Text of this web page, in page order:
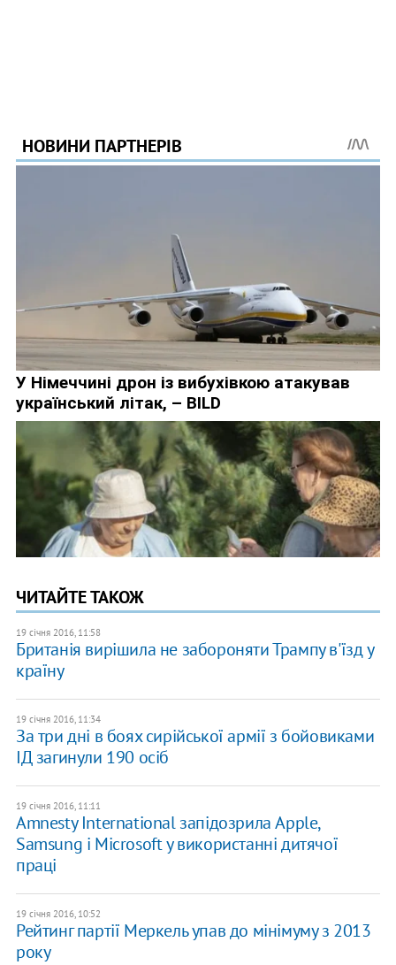
ЧИТАЙТЕ ТАКОЖ
19 січня 2016, 11:58
Британія вирішила не забороняти Трампу в'їзд у
країну
19 січня 2016, 11:34
За три дні в боях сирійської армії з бойовиками
ІД загинули 190 осіб
19 січня 2016, 11:11
Amnesty International запідозрила Apple,
Samsung і Microsoft у використанні дитячої
праці
19 січня 2016, 10:52
Рейтинг партії Меркель упав до мінімуму з 2013
року